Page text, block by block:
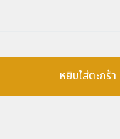
หยิบใส่ตะกร้า